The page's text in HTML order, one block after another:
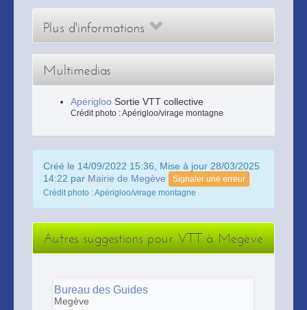
Plus d'informations
Multimedias
Apérigloo Sortie VTT collective
Crédit photo : Apérigloo/virage montagne
Créé le 14/09/2022 15:36, Mise à jour 28/03/2025
14:22 par Mairie de Megève
Signaler une erreur
Crédit photo : Apérigloo/virage montagne
Autres suggestions pour VTT à Megève
Bureau des Guides
Megève